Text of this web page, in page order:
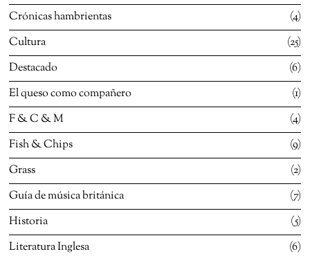
Crónicas hambrientas
4
Cultura
25
Destacado
6
El queso como compañero
1
F & C & M
4
Fish & Chips
9
Grass
2
Guía de música británica
7
Historia
5
Literatura Inglesa
6